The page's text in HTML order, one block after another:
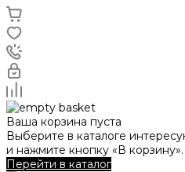
Ваша корзина пуста
Выберите в каталоге
и нажмите кнопку «В корзину».
Перейти в каталог